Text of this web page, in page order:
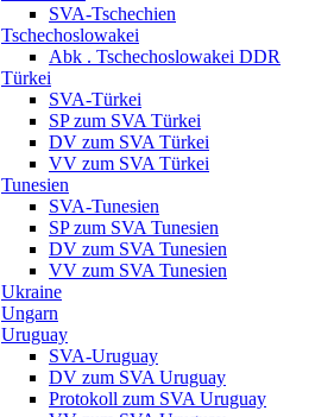
SVA-Tschechien
Tschechoslowakei
Abk . Tschechoslowakei DDR
Türkei
SVA-Türkei
SP zum SVA Türkei
DV zum SVA Türkei
VV zum SVA Türkei
Tunesien
SVA-Tunesien
SP zum SVA Tunesien
DV zum SVA Tunesien
VV zum SVA Tunesien
Ukraine
Ungarn
Uruguay
SVA-Uruguay
DV zum SVA Uruguay
Protokoll zum SVA Uruguay